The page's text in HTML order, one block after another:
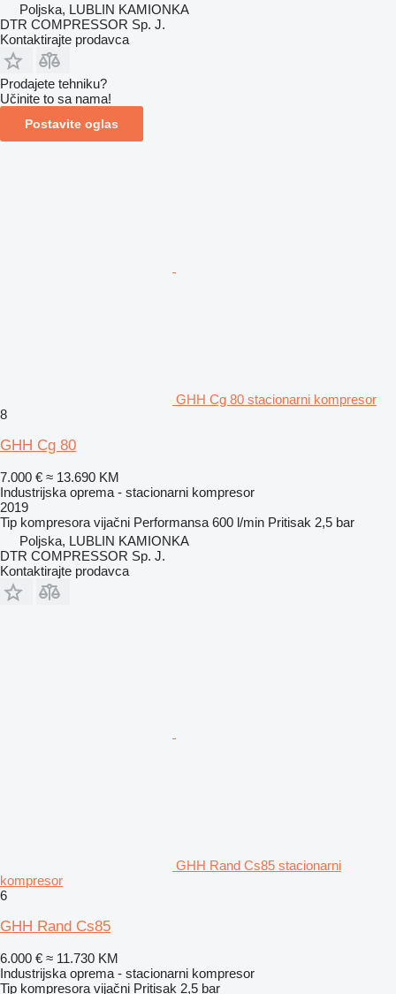
Poljska, LUBLIN KAMIONKA
DTR COMPRESSOR Sp. J.
Kontaktirajte prodavca
Prodajete tehniku?
Učinite to sa nama!
Postavite oglas
GHH Cg 80 stacionarni kompresor
8
GHH Cg 80
7.000 € ≈ 13.690 KM
Industrijska oprema - stacionarni kompresor
2019
Tip kompresora vijačni Performansa 600 l/min Pritisak 2,5 bar
Poljska, LUBLIN KAMIONKA
DTR COMPRESSOR Sp. J.
Kontaktirajte prodavca
GHH Rand Cs85 stacionarni
kompresor
6
GHH Rand Cs85
6.000 € ≈ 11.730 KM
Industrijska oprema - stacionarni kompresor
Tip kompresora vijačni Pritisak 2,5 bar